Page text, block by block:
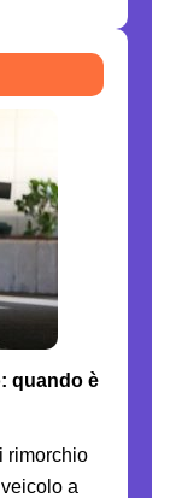
quando è
rimorchio
a